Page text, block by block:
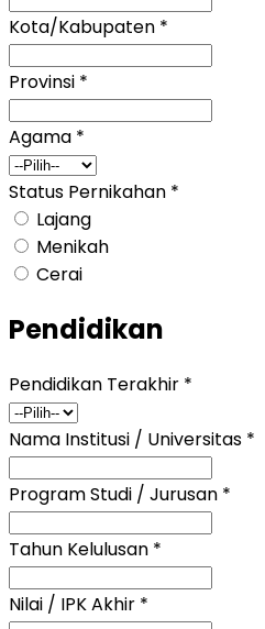
Kota/Kabupaten *
Provinsi *
Agama *
Status Pernikahan *
Lajang
Menikah
Cerai
Pendidikan
Pendidikan Terakhir *
Nama Institusi / Universitas *
Program Studi / Jurusan *
Tahun Kelulusan *
Nilai / IPK Akhir *